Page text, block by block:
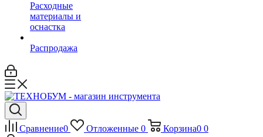
Расходные
материалы и
оснастка
Распродажа
Сравнение0 Отложенные 0 Корзина0 0